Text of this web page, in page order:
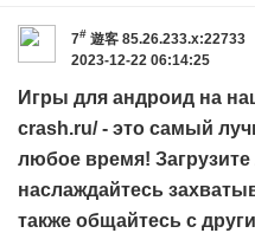
7# 遊客 85.26.233.x:22733
2023-12-22 06:14:25
Игры для андроид на
crash.ru/- это самый
любое время!
наслаждайтесь
также общайтесь с